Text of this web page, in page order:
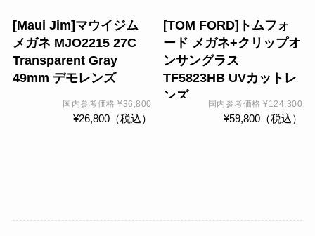
は
商
品
ペ
[Maui Jim]マウイジム
メガネ MJO2215 27C
Transparent Gray
49mm デモレンズ
国内参考価格¥36,800
¥26,800（税込）
[TOM FORD]トムフォ
ード メガネ+クリップオ
ンサングラス
TF5823HB UVカットレ
ンズ
国内参考価格¥124,300
¥59,800 （税込）